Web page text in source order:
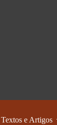
Textos e Artigos